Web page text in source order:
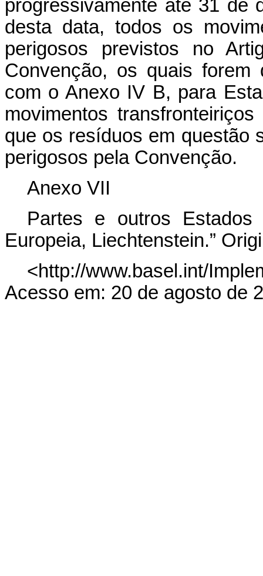
progressivamente até 31 de
desta data, todos os
perigosos previstos no
Convenção, os quais forem
com o Anexo IV B, para
movimentos
que os resíduos em questão
perigosos pela Convenção.
Anexo VII
Partes e outros Estados
Europeia, Liechtenstein.”
<http://www.basel.int/
Acesso em: 20 de agosto de